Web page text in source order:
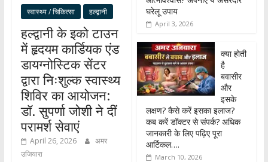
स्वास्थ्य / चिकित्सा हल्द्वानी
हल्द्वानी के इको टाउन
में हृदयम कार्डियक एंड
डायग्नोस्टिक सेंटर
द्वारा निःशुल्क स्वास्थ्य
शिविर का आयोजन:
डॉ. सुपर्णा जोशी ने दीं
परामर्श सेवाएं
April 26, 2026
अमर
उजियारा
घरेलू उपाय
April 3, 2026
क्या होती
है
बवासीर
और
इसके
लक्षण? कैसे करें इसका इलाज?
कब करें डॉक्टर से संपर्क? अधिक
जानकारी के लिए पढ़िए पूरा
आर्टिकल….
March 10, 2026